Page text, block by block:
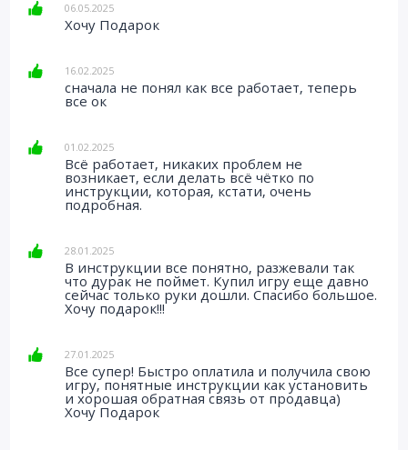
06.05.2025
Хочу Подарок
16.02.2025
сначала не понял как все работает, теперь
все ок
01.02.2025
Всё работает, никаких проблем не
возникает, если делать всё чётко по
инструкции, которая, кстати, очень
подробная.
28.01.2025
В инструкции все понятно, разжевали так
что дурак не поймет. Купил игру еще давно
сейчас только руки дошли. Спасибо большое.
Хочу подарок!!!
27.01.2025
Все супер! Быстро оплатила и получила свою
игру, понятные инструкции как установить
и хорошая обратная связь от продавца)
Хочу Подарок